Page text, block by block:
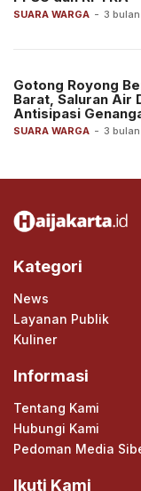
SUARA WARGA - 3
SUARA WARGA - 3
Gotong Royong
Barat, Saluran Air
Antisipasi
Kategori
News
Layanan Publik
Kuliner
Informasi
Tentang Kami
Hubungi Kami
Pedoman Media
Ikuti Kami